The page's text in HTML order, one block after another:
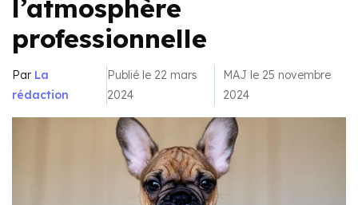
l’atmosphère
professionnelle
Par La
rédaction
Publié le 22 mars
2024
MAJ le 25 novembre
2024